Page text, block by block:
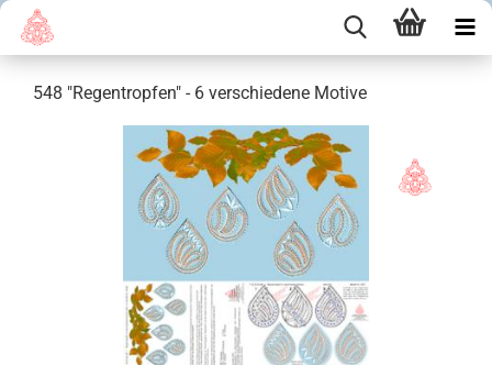
548 "Regentropfen" - 6 verschiedene Motive